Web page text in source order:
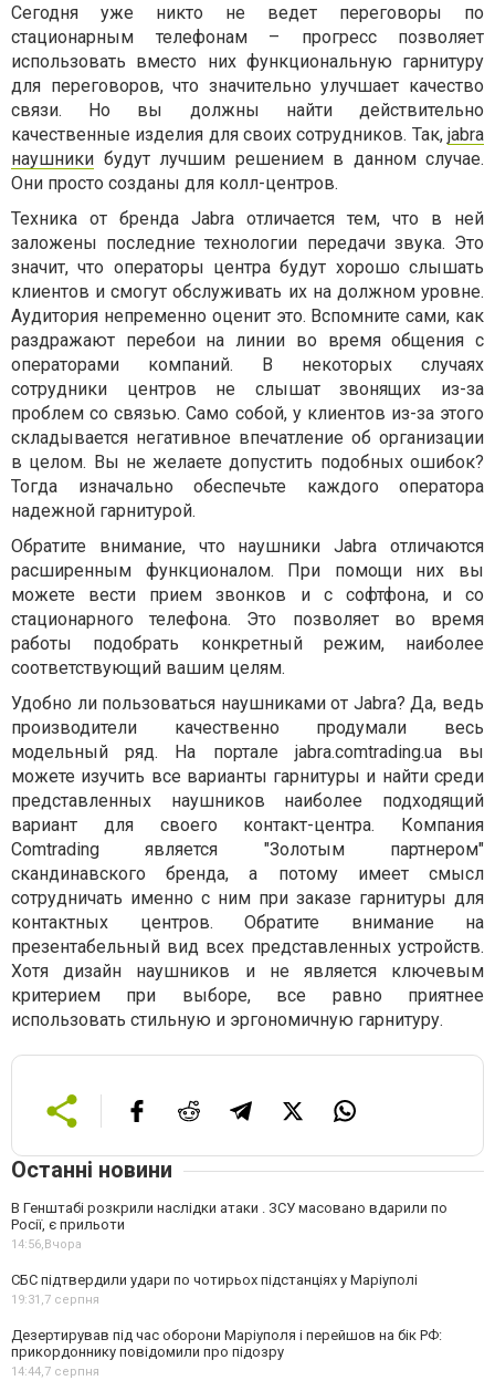
Сегодня уже никто не ведет переговоры по
стационарным телефонам – прогресс позволяет
использовать вместо них функциональную гарнитуру
для переговоров, что значительно улучшает качество
связи. Но вы должны найти действительно
качественные изделия для своих сотрудников. Так, jabra
наушники будут лучшим решением в данном случае.
Они просто созданы для колл-центров.
Техника от бренда Jabra отличается тем, что в ней
заложены последние технологии передачи звука. Это
значит, что операторы центра будут хорошо слышать
клиентов и смогут обслуживать их на должном уровне.
Аудитория непременно оценит это. Вспомните сами, как
раздражают перебои на линии во время общения с
операторами компаний. В некоторых случаях
сотрудники центров не слышат звонящих из-за
проблем со связью. Само собой, у клиентов из-за этого
складывается негативное впечатление об организации
в целом. Вы не желаете допустить подобных ошибок?
Тогда изначально обеспечьте каждого оператора
надежной гарнитурой.
Обратите внимание, что наушники Jabra отличаются
расширенным функционалом. При помощи них вы
можете вести прием звонков и с софтфона, и со
стационарного телефона. Это позволяет во время
работы подобрать конкретный режим, наиболее
соответствующий вашим целям.
Удобно ли пользоваться наушниками от Jabra? Да, ведь
производители качественно продумали весь
модельный ряд. На портале jabra.comtrading.ua вы
можете изучить все варианты гарнитуры и найти среди
представленных наушников наиболее подходящий
вариант для своего контакт-центра. Компания
Comtrading является "Золотым партнером"
скандинавского бренда, а потому имеет смысл
сотрудничать именно с ним при заказе гарнитуры для
контактных центров. Обратите внимание на
презентабельный вид всех представленных устройств.
Хотя дизайн наушников и не является ключевым
критерием при выборе, все равно приятнее
использовать стильную и эргономичную гарнитуру.
Останні новини
В Генштабі розкрили наслідки атаки . ЗСУ масовано вдарили по
Росії, є прильоти
14:56,Вчора
СБС підтвердили удари по чотирьох підстанціях у Маріуполі
19:31,7 серпня
Дезертирував під час оборони Маріуполя і перейшов на бік РФ:
прикордоннику повідомили про підозру
14:44,7 серпня